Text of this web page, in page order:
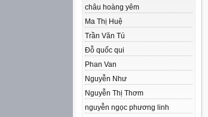
châu hoàng yêm
Ma Thị Huệ
Trần Văn Tú
Đỗ quốc qui
Phan Van
Nguyễn Như
Nguyễn Thị Thơm
nguyễn ngọc phương linh